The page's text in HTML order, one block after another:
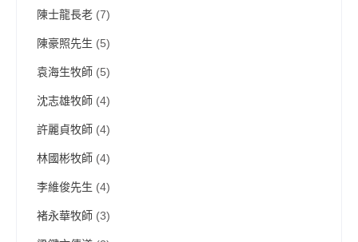
陳士龍長老 (7)
陳豪照先生 (5)
袁海生牧師 (5)
沈志雄牧師 (4)
許麗貞牧師 (4)
林國彬牧師 (4)
李維俊先生 (4)
褚永華牧師 (3)